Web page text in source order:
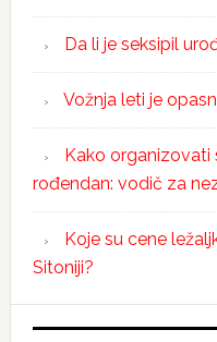
Da li je seksipil
Vožnja leti je
Kako organizovati
rođendan: vodič za
Koje su cene
Sitoniji?